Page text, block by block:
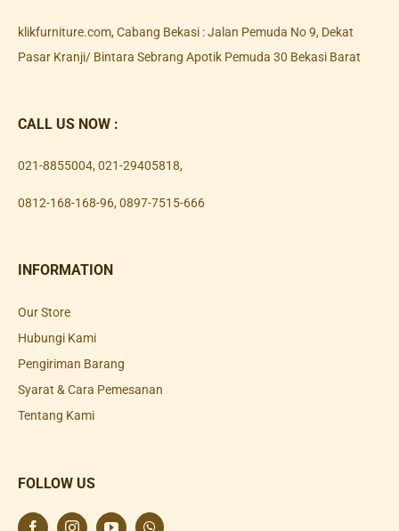
klikfurniture.com, Cabang Bekasi : Jalan Pemuda No 9, Dekat
Pasar Kranji/ Bintara Sebrang Apotik Pemuda 30 Bekasi Barat
CALL US NOW :
021-8855004, 021-29405818,
0812-168-168-96, 0897-7515-666
INFORMATION
Our Store
Hubungi Kami
Pengiriman Barang
Syarat & Cara Pemesanan
Tentang Kami
FOLLOW US